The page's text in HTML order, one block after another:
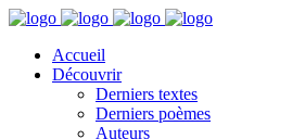
Accueil
Découvrir
Derniers textes
Derniers poèmes
Auteurs